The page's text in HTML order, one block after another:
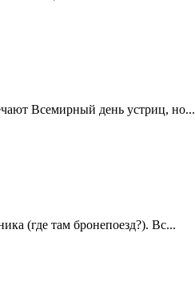
Всемирный день устриц, но...
(где там бронепоезд?). Вс...